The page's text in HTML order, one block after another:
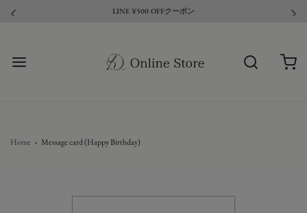
LINE ¥500 OFFクーポン
Home › Message card (Happy Birthday)